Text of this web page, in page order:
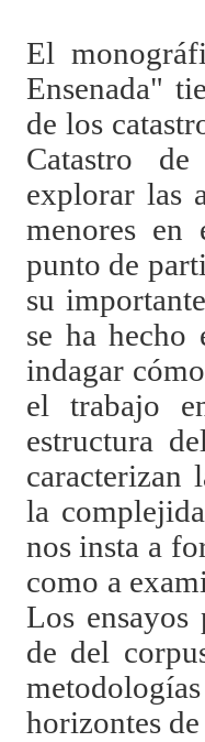
El
Ensenada"
de los
Catastro
explorar las
menores
punto de
su
se ha hecho
indagar
el trabajo
estructura
caracterizan
la
nos insta a
como a
Los ensayos
de del
horizontes